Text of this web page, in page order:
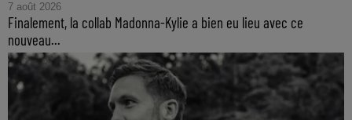
7 août 2026
Finalement, la collab Madonna-Kylie a bien eu lieu avec ce
nouveau...